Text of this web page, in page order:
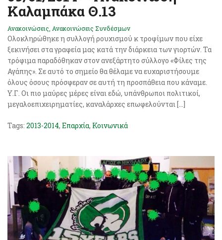
Καλαμπάκα Θ.13
Ανακοινώσεις Ανακοινώσεις Συνδέσμων
Ολοκληρώθηκε η συλλογή ρουχισμού κ τροφίμων που είχε
ξεκινήσει στα γραφεία μας κατά την διάρκεια των γιορτών. Τα
τρόφιμα παραδόθηκαν στον ανεξάρτητο σύλλογο «Φίλες της
Αγάπης». Σε αυτό το σημείο θα θέλαμε να ευχαριστήσουμε
όλους όσους πρόσφεραν σε αυτή τη προσπάθεια που κάναμε.
Υ.Γ. Οι πιο μαύρες μέρες είναι εδώ, υπάνθρωποι πολιτικοί,
μεγαλοεπιχειρηματίες, καναλάρχες επωφελούνται […]
Tags: 2013-2014, Επαρχία, Κοινωνικά